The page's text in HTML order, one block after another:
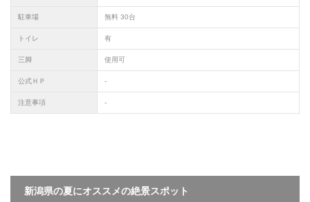
駐車場 無料 30台
トイレ 有
三脚 使用可
公式ＨＰ -
注意事項 -
新潟県の夏にオススメの絶景スポット